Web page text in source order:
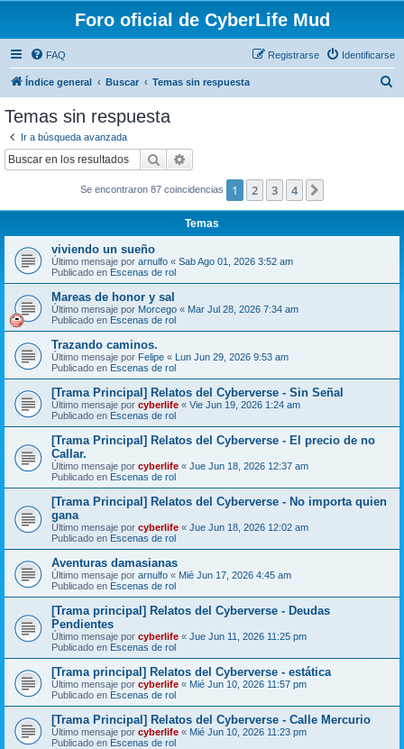
Foro oficial de CyberLife Mud
FAQ Identificarse
Registrarse
Índice general Buscar Temas sin respuesta
Temas sin respuesta
Ir a búsqueda avanzada
Buscar
Se encontraron 87 coincidencias 1 2 3 4
Temas
viviendo un sueño
Último mensaje por arnulfo « Sab Ago 01, 2026 3:52 am
Publicado en Escenas de rol
Mareas de honor y sal
Último mensaje por Morcego « Mar Jul 28, 2026 7:34 am
Publicado en Escenas de rol
Trazando caminos.
Último mensaje por Felipe « Lun Jun 29, 2026 9:53 am
Publicado en Escenas de rol
[Trama Principal] Relatos del Cyberverse - Sin Señal
Último mensaje por cyberlife « Vie Jun 19, 2026 1:24 am
Publicado en Escenas de rol
[Trama Principal] Relatos del Cyberverse - El precio de no
Callar.
Último mensaje por cyberlife « Jue Jun 18, 2026 12:37 am
Publicado en Escenas de rol
[Trama Principal] Relatos del Cyberverse - No importa quien
gana
Último mensaje por cyberlife « Jue Jun 18, 2026 12:02 am
Publicado en Escenas de rol
Aventuras damasianas
Último mensaje por arnulfo « Mié Jun 17, 2026 4:45 am
Publicado en Escenas de rol
[Trama principal] Relatos del Cyberverse - Deudas
Pendientes
Último mensaje por cyberlife « Jue Jun 11, 2026 11:25 pm
Publicado en Escenas de rol
[Trama principal] Relatos del Cyberverse - estática
Último mensaje por cyberlife « Mié Jun 10, 2026 11:57 pm
Publicado en Escenas de rol
[Trama Principal] Relatos del Cyberverse - Calle Mercurio
Último mensaje por cyberlife « Mié Jun 10, 2026 11:23 pm
Publicado en Escenas de rol